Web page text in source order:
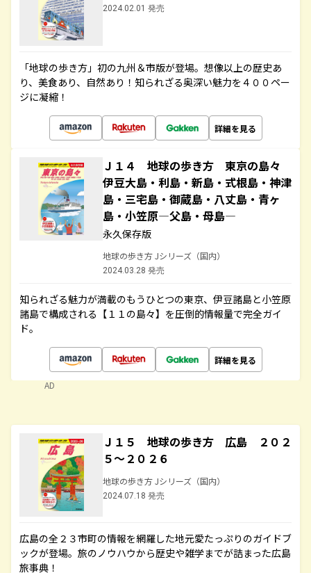
2024.02.01 発売
「地球の歩き方」初の九州＆市版が登場。想像以上の歴史あ
り、美食あり、自然あり！知られざる奥深い魅力を４００ペー
ジに凝縮！
詳細を見る
Ｊ１４ 地球の歩き方 東京の島々
伊豆大島・利島・新島・式根島・神津
島・三宅島・御蔵島・八丈島・青ヶ
島・小笠原―父島・母島―
永久保存版
地球の歩き方 Jシリーズ（国内）
2024.03.28 発売
知られざる魅力が満載のもうひとつの東京、伊豆諸島と小笠原
諸島で構成される【１１の島々】を圧倒的情報量で完全ガイ
ド。
詳細を見る
AD
Ｊ１５ 地球の歩き方 広島 ２０２
５～２０２６
地球の歩き方 Jシリーズ（国内）
2024.07.18 発売
広島の全２３市町の情報を網羅した地元愛たっぷりのガイドブ
ックが登場。旅のノウハウから歴史や雑学までが詰まった広島
旅事典！